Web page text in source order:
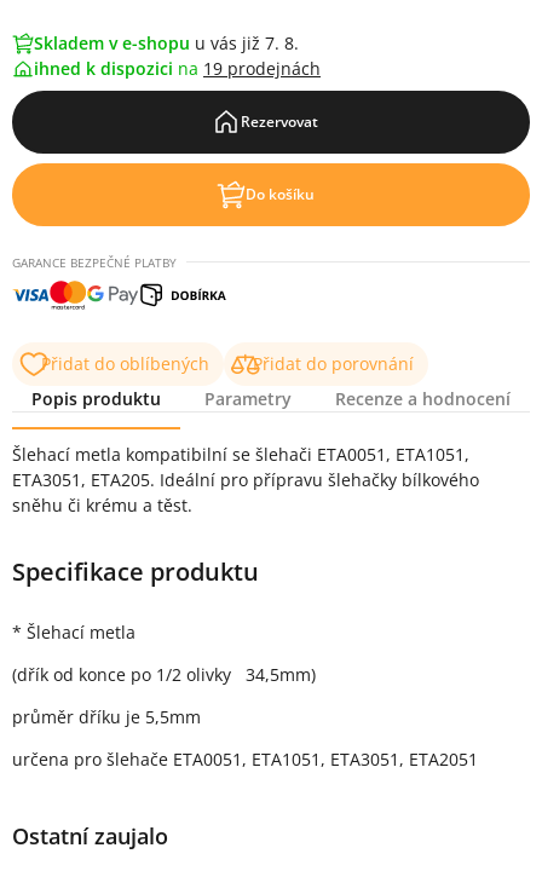
Skladem v e-shopu u vás již 7. 8.
ihned k dispozici na 19 prodejnách
Rezervovat
Do košíku
GARANCE BEZPEČNÉ PLATBY
Přidat do oblíbených
Přidat do porovnání
Popis produktu
Parametry Recenze a hodnocení
Popis produktu
Šlehací metla kompatibilní se šlehači ETA0051, ETA1051,
ETA3051, ETA205. Ideální pro přípravu šlehačky bílkového
sněhu či krému a těst.
Specifikace produktu
* Šlehací metla
(dřík od konce po 1/2 olivky 34,5mm)
průměr dříku je 5,5mm
určena pro šlehače ETA0051, ETA1051, ETA3051, ETA2051
Ostatní zaujalo